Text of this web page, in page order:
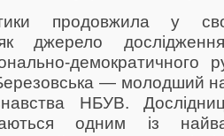
продовжила у
джерело дослідження
демократичного
— молодший
НБУВ.
одним із